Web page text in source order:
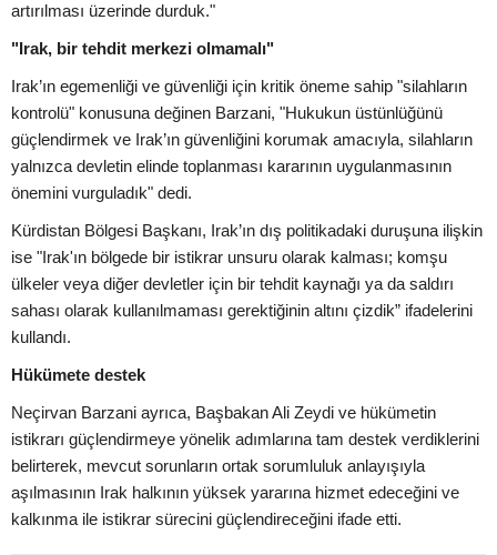
artırılması üzerinde durduk."
"Irak, bir tehdit merkezi olmamalı"
Irak’ın egemenliği ve güvenliği için kritik öneme sahip "silahların
kontrolü" konusuna değinen Barzani, "Hukukun üstünlüğünü
güçlendirmek ve Irak’ın güvenliğini korumak amacıyla, silahların
yalnızca devletin elinde toplanması kararının uygulanmasının
önemini vurguladık" dedi.
Kürdistan Bölgesi Başkanı, Irak’ın dış politikadaki duruşuna ilişkin
ise "Irak'ın bölgede bir istikrar unsuru olarak kalması; komşu
ülkeler veya diğer devletler için bir tehdit kaynağı ya da saldırı
sahası olarak kullanılmaması gerektiğinin altını çizdik” ifadelerini
kullandı.
Hükümete destek
Neçirvan Barzani ayrıca, Başbakan Ali Zeydi ve hükümetin
istikrarı güçlendirmeye yönelik adımlarına tam destek verdiklerini
belirterek, mevcut sorunların ortak sorumluluk anlayışıyla
aşılmasının Irak halkının yüksek yararına hizmet edeceğini ve
kalkınma ile istikrar sürecini güçlendireceğini ifade etti.